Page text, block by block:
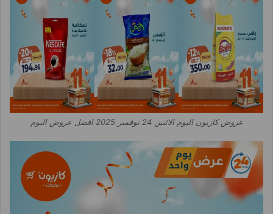
عروض كازيون اليوم الاثنين 24 نوفمبر 2025 افضل عروض اليوم